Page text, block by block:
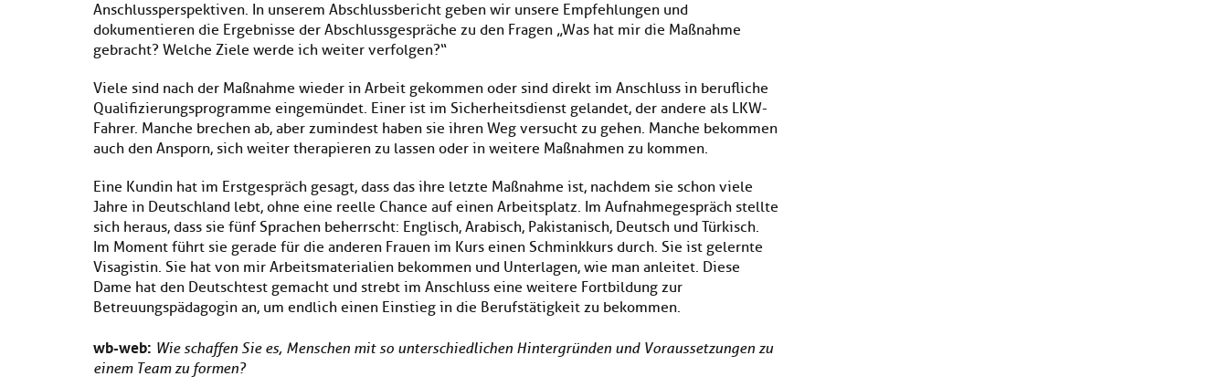
Anschlussperspektiven. In unserem Abschlussbericht geben wir unsere Empfehlungen und
dokumentieren die Ergebnisse der Abschlussgespräche zu den Fragen „Was hat mir die Maßnahme
gebracht? Welche Ziele werde ich weiter verfolgen?“
Viele sind nach der Maßnahme wieder in Arbeit gekommen oder sind direkt im Anschluss in berufliche
Qualifizierungsprogramme eingemündet. Einer ist im Sicherheitsdienst gelandet, der andere als LKW-
Fahrer. Manche brechen ab, aber zumindest haben sie ihren Weg versucht zu gehen. Manche bekommen
auch den Ansporn, sich weiter therapieren zu lassen oder in weitere Maßnahmen zu kommen.
Eine Kundin hat im Erstgespräch gesagt, dass das ihre letzte Maßnahme ist, nachdem sie schon viele
Jahre in Deutschland lebt, ohne eine reelle Chance auf einen Arbeitsplatz. Im Aufnahmegespräch stellte
sich heraus, dass sie fünf Sprachen beherrscht: Englisch, Arabisch, Pakistanisch, Deutsch und Türkisch.
Im Moment führt sie gerade für die anderen Frauen im Kurs einen Schminkkurs durch. Sie ist gelernte
Visagistin. Sie hat von mir Arbeitsmaterialien bekommen und Unterlagen, wie man anleitet. Diese
Dame hat den Deutschtest gemacht und strebt im Anschluss eine weitere Fortbildung zur
Betreuungspädagogin an, um endlich einen Einstieg in die Berufstätigkeit zu bekommen.
wb-web: Wie schaffen Sie es, Menschen mit so unterschiedlichen Hintergründen und Voraussetzungen zu
einem Team zu formen?